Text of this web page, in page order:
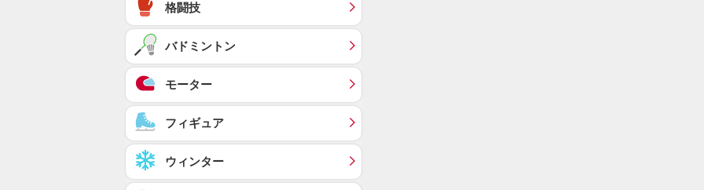
格闘技
バドミントン
モーター
フィギュア
ウィンター